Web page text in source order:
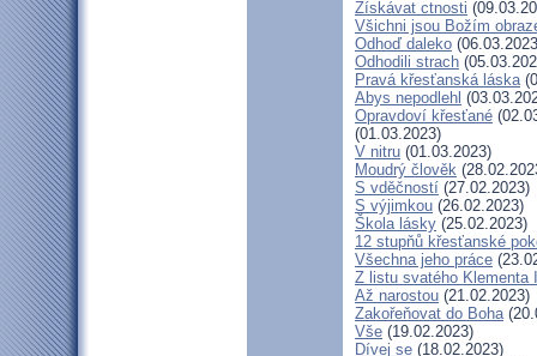
Získávat ctnosti
Všichni jsou Božím
Odhoď daleko
Odhodili strach
Pravá křesťanská láska
Abys nepodlehl
Opravdoví křesťané
(01.03.2023)
V nitru (01.03.2023)
Moudrý člověk
S vděčností (27.02.2023)
S výjimkou (26.02.2023)
Škola lásky (25.02.2023)
12 stupňů křesťanské
Všechna jeho práce
Z listu svatého Klementa
Až narostou (21.02.2023)
Zakořeňovat do Boha
Vše (19.02.2023)
Dívej se (18.02.2023)